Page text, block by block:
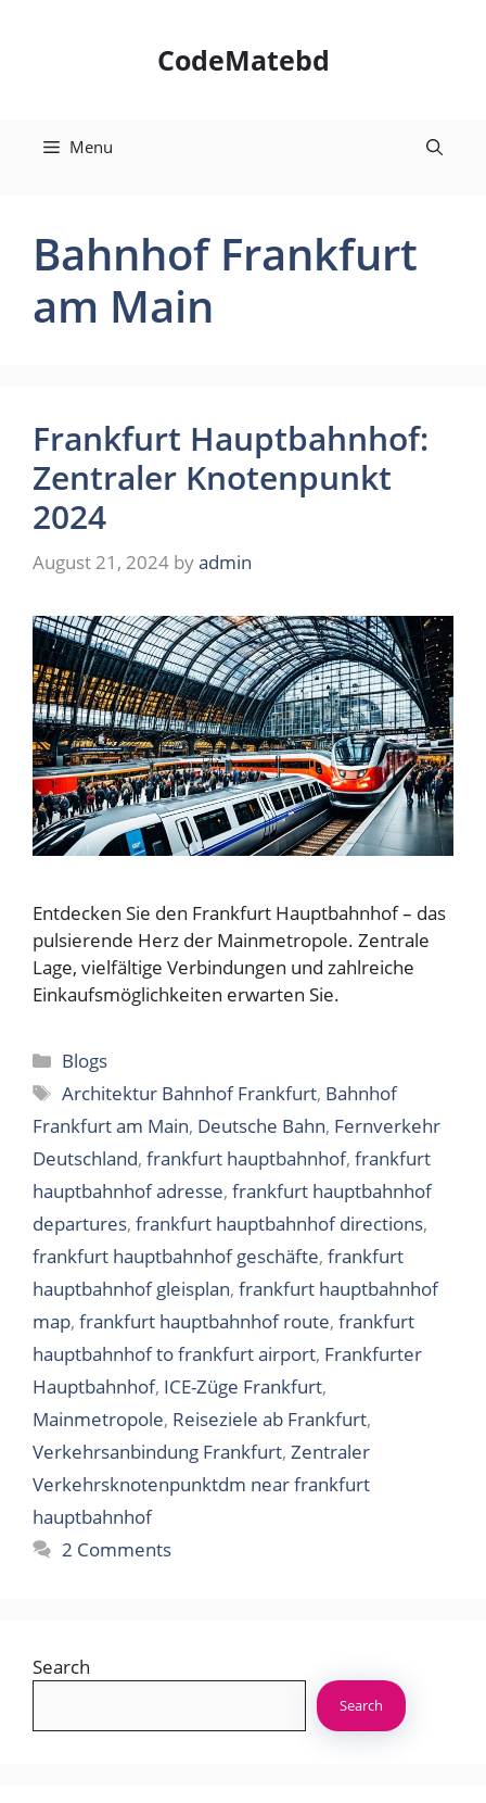
CodeMatebd
Menu
Bahnhof Frankfurt
am Main
Frankfurt Hauptbahnhof:
Zentraler Knotenpunkt
2024
August 21, 2024 byadmin
Entdecken Sie den Frankfurt Hauptbahnhof – das
pulsierende Herz der Mainmetropole. Zentrale
Lage, vielfältige Verbindungen und zahlreiche
Einkaufsmöglichkeiten erwarten Sie.
Categories
Blogs
Tags
Architektur Bahnhof Frankfurt, Bahnhof
Frankfurt am Main, Deutsche Bahn, Fernverkehr
Deutschland, frankfurt hauptbahnhof, frankfurt
hauptbahnhof adresse, frankfurt hauptbahnhof
departures, frankfurt hauptbahnhof directions,
frankfurt hauptbahnhof geschäfte, frankfurt
hauptbahnhof gleisplan, frankfurt hauptbahnhof
map, frankfurt hauptbahnhof route, frankfurt
hauptbahnhof to frankfurt airport, Frankfurter
Hauptbahnhof, ICE-Züge Frankfurt,
Mainmetropole, Reiseziele ab Frankfurt,
Verkehrsanbindung Frankfurt, Zentraler
Verkehrsknotenpunktdm near frankfurt
hauptbahnhof
2 Comments
Search
Search